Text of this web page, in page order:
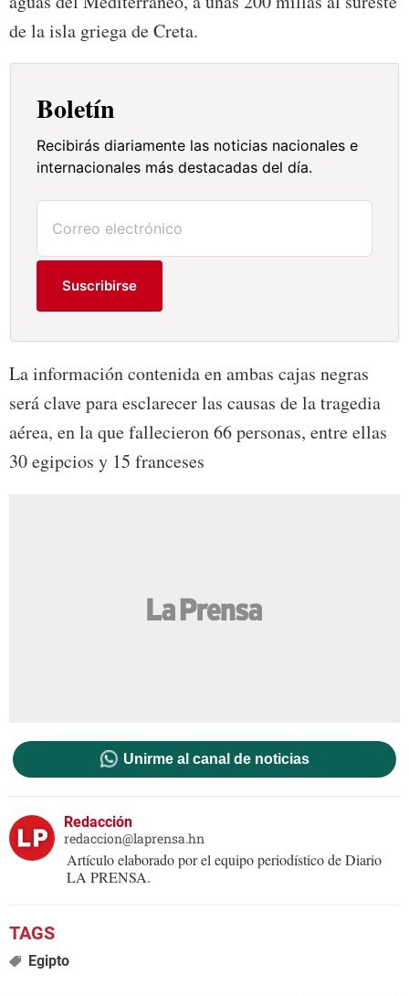
de la isla griega de Creta.
Boletín
Recibirás diariamente las noticias nacionales e
internacionales más destacadas del día.
Suscribirse
La información contenida en ambas cajas negras
será clave para esclarecer las causas de la tragedia
aérea, en la que fallecieron 66 personas, entre ellas
30 egipcios y 15 franceses
Unirme al canal de noticias
Redacción
redaccion@laprensa.hn
Artículo elaborado por el equipo periodístico de Diario
LA PRENSA.
Egipto